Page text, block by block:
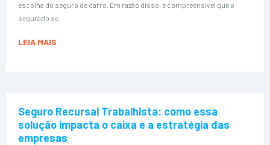
escolha do seguro de carro. Em razão disso, é compreensível que o
segurado se
LEIA MAIS
Seguro Recursal Trabalhista: como essa
solução impacta o caixa e a estratégia das
empresas